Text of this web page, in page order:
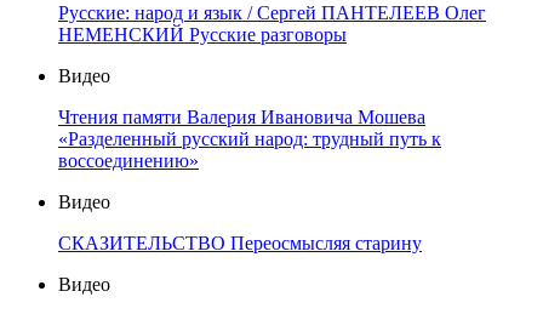
Русские: народ и язык / Сергей ПАНТЕЛЕЕВ Олег
НЕМЕНСКИЙ Русские разговоры
Видео
Чтения памяти Валерия Ивановича Мошева
«Разделенный русский народ: трудный путь к
воссоединению»
Видео
СКАЗИТЕЛЬСТВО Переосмысляя старину
Видео